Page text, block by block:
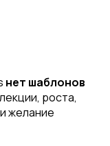
нет шаблонов
роста,
желание